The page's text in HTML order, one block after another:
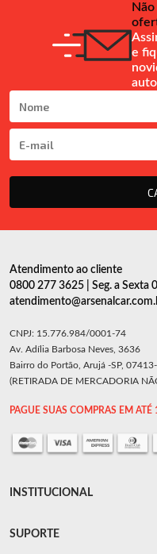
e
Atendimento ao cliente
0800 277 3625 | Seg. a Sexta
CNPJ: 15.776.984/0001-74
Av. Adília Barbosa Neves, 3636
Bairro do Portão, Arujá -SP,
(RETIRADA DE MERCADORIA
PAGUE SUAS COMPRAS EM ATÉ
INSTITUCIONAL
SUPORTE